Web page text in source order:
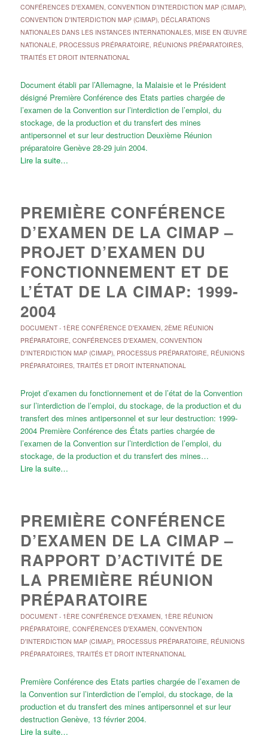
CONFÉRENCES D'EXAMEN, CONVENTION D'INTERDICTION MAP (CIMAP),
CONVENTION D'INTERDICTION MAP (CIMAP), DÉCLARATIONS
NATIONALES DANS LES INSTANCES INTERNATIONALES, MISE EN ŒUVRE
NATIONALE, PROCESSUS PRÉPARATOIRE, RÉUNIONS PRÉPARATOIRES,
TRAITÉS ET DROIT INTERNATIONAL
Document établi par l’Allemagne, la Malaisie et le Président
désigné Première Conférence des Etats parties chargée de
l’examen de la Convention sur l’interdiction de l’emploi, du
stockage, de la production et du transfert des mines
antipersonnel et sur leur destruction Deuxième Réunion
préparatoire Genève 28-29 juin 2004.
Lire la suite…
PREMIÈRE CONFÉRENCE
D’EXAMEN DE LA CIMAP –
PROJET D’EXAMEN DU
FONCTIONNEMENT ET DE
L’ÉTAT DE LA CIMAP: 1999-
2004
DOCUMENT- 1ÈRE CONFÉRENCE D'EXAMEN, 2ÈME RÉUNION
PRÉPARATOIRE, CONFÉRENCES D'EXAMEN, CONVENTION
D'INTERDICTION MAP (CIMAP), PROCESSUS PRÉPARATOIRE, RÉUNIONS
PRÉPARATOIRES, TRAITÉS ET DROIT INTERNATIONAL
Projet d’examen du fonctionnement et de l’état de la Convention
sur l’interdiction de l’emploi, du stockage, de la production et du
transfert des mines antipersonnel et sur leur destruction: 1999-
2004 Première Conférence des États parties chargée de
l’examen de la Convention sur l’interdiction de l’emploi, du
stockage, de la production et du transfert des mines…
Lire la suite…
PREMIÈRE CONFÉRENCE
D’EXAMEN DE LA CIMAP –
RAPPORT D’ACTIVITÉ DE
LA PREMIÈRE RÉUNION
PRÉPARATOIRE
DOCUMENT- 1ÈRE CONFÉRENCE D'EXAMEN, 1ÈRE RÉUNION
PRÉPARATOIRE, CONFÉRENCES D'EXAMEN, CONVENTION
D'INTERDICTION MAP (CIMAP), PROCESSUS PRÉPARATOIRE, RÉUNIONS
PRÉPARATOIRES, TRAITÉS ET DROIT INTERNATIONAL
Première Conférence des Etats parties chargée de l’examen de
la Convention sur l’interdiction de l’emploi, du stockage, de la
production et du transfert des mines antipersonnel et sur leur
destruction Genève, 13 février 2004.
Lire la suite…